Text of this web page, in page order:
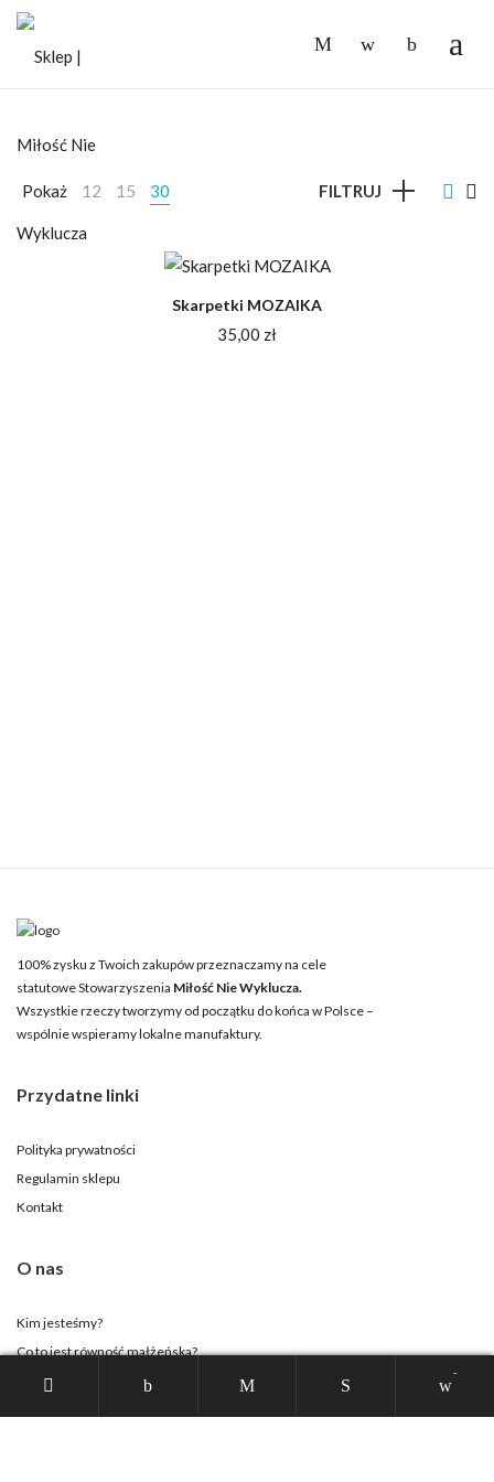
Pokaż 12 15 30 FILTRUJ
Skarpetki MOZAIKA
35,00 zł
100% zysku z Twoich zakupów przeznaczamy na cele
statutowe Stowarzyszenia Miłość Nie Wyklucza.
Wszystkie rzeczy tworzymy od początku do końca w Polsce –
wspólnie wspieramy lokalne manufaktury.
Przydatne linki
Polityka prywatności
Regulamin sklepu
Kontakt
O nas
Kim jesteśmy?
Co to jest równość małżeńska?
Strona Stowarzyszenia
-